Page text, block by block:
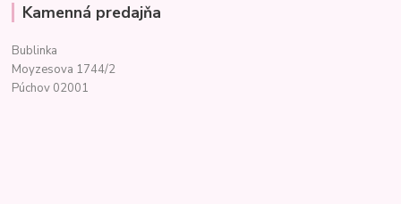
Kamenná predajňa
Bublinka
Moyzesova 1744/2
Púchov 02001